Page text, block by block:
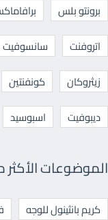
برونتو بلس
اتروفنت
سانسوفيت
زيثروكان
كونفنتين
ديبوفيت
اسبوسيد
الموضوعات
كريم بانثينول للوجه